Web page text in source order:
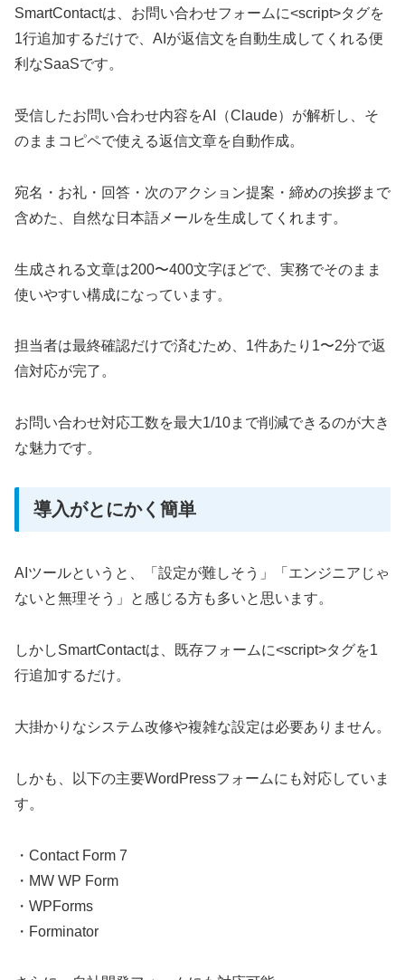
SmartContactは、お問い合わせフォームに<script>タグを
1行追加するだけで、AIが返信文を自動生成してくれる便
利なSaaSです。
受信したお問い合わせ内容をAI（Claude）が解析し、そ
のままコピペで使える返信文章を自動作成。
宛名・お礼・回答・次のアクション提案・締めの挨拶まで
含めた、自然な日本語メールを生成してくれます。
生成される文章は200〜400文字ほどで、実務でそのまま
使いやすい構成になっています。
担当者は最終確認だけで済むため、1件あたり1〜2分で返
信対応が完了。
お問い合わせ対応工数を最大1/10まで削減できるのが大き
な魅力です。
導入がとにかく簡単
AIツールというと、「設定が難しそう」「エンジニアじゃ
ないと無理そう」と感じる方も多いと思います。
しかしSmartContactは、既存フォームに<script>タグを1
行追加するだけ。
大掛かりなシステム改修や複雑な設定は必要ありません。
しかも、以下の主要WordPressフォームにも対応していま
す。
・Contact Form 7
・MW WP Form
・WPForms
・Forminator